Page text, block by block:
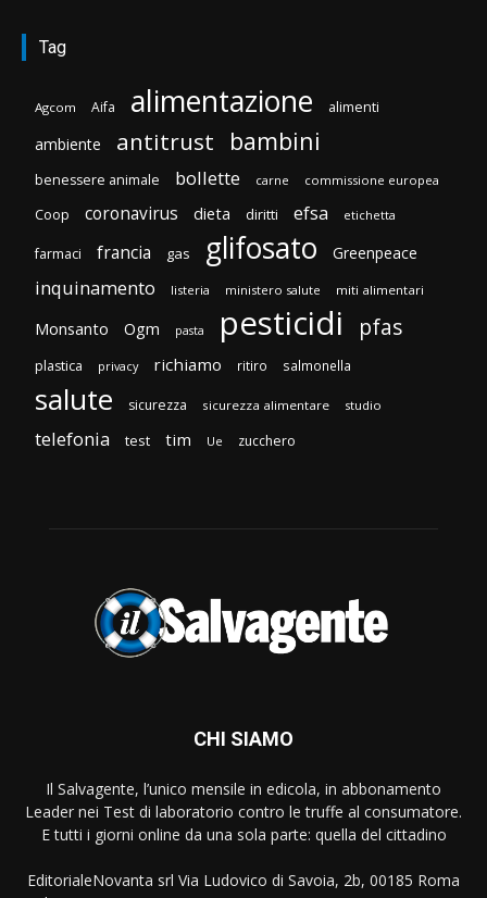
Tag
Agcom Aifa alimentazione alimenti
ambiente antitrust bambini
benessere animale bollette carne commissione europea
Coop coronavirus dieta diritti efsa etichetta
farmaci francia gas glifosato Greenpeace
inquinamento listeria ministero salute miti alimentari
Monsanto Ogm pasta pesticidi pfas
plastica privacy richiamo ritiro salmonella
salute sicurezza sicurezza alimentare studio
telefonia test tim Ue zucchero
CHI SIAMO
Il Salvagente, l’unico mensile in edicola, in abbonamento
Leader nei Test di laboratorio contro le truffe al consumatore.
E tutti i giorni online da una sola parte: quella del cittadino
EditorialeNovanta srl Via Ludovico di Savoia, 2b, 00185 Roma